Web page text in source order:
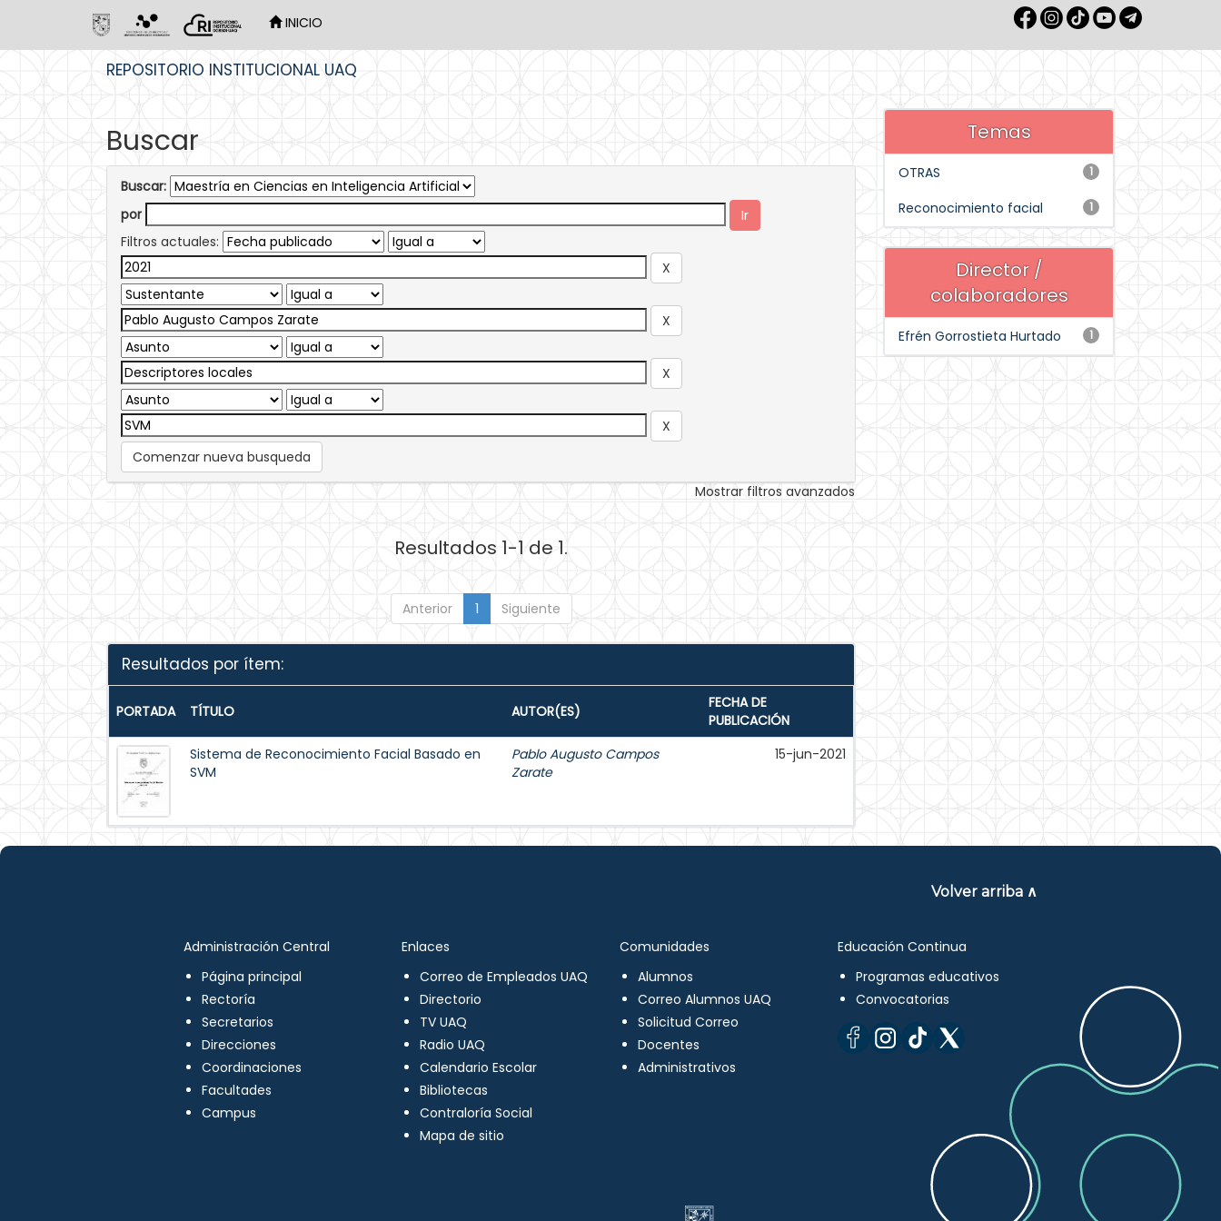
INICIO
REPOSITORIO INSTITUCIONAL UAQ
Buscar
Buscar:
por
Filtros actuales:
Comenzar nueva busqueda
Mostrar filtros avanzados
Resultados 1-1 de 1.
Anterior 1 Siguiente
Resultados por ítem:
PORTADA TÍTULO AUTOR(ES)
FECHA DE
PUBLICACIÓN
Sistema de Reconocimiento Facial Basado en
SVM
Pablo Augusto Campos
Zarate
15-jun-2021
Temas
1
OTRAS
1
Reconocimiento facial
Director /
colaboradores
1
Efrén Gorrostieta Hurtado
Volver arriba ∧
Administración Central
Página principal
Rectoría
Secretarios
Direcciones
Coordinaciones
Facultades
Campus
Enlaces
Correo de Empleados UAQ
Directorio
TV UAQ
Radio UAQ
Calendario Escolar
Bibliotecas
Contraloría Social
Mapa de sitio
Comunidades
Alumnos
Correo Alumnos UAQ
Solicitud Correo
Docentes
Administrativos
Educación Continua
Programas educativos
Convocatorias